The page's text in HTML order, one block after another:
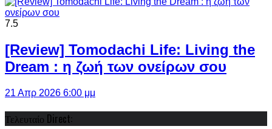
7.5
[Review] Tomodachi Life: Living the
Dream : η ζωή των ονείρων σου
21 Απρ 2026 6:00 μμ
Τελευταίο Direct: